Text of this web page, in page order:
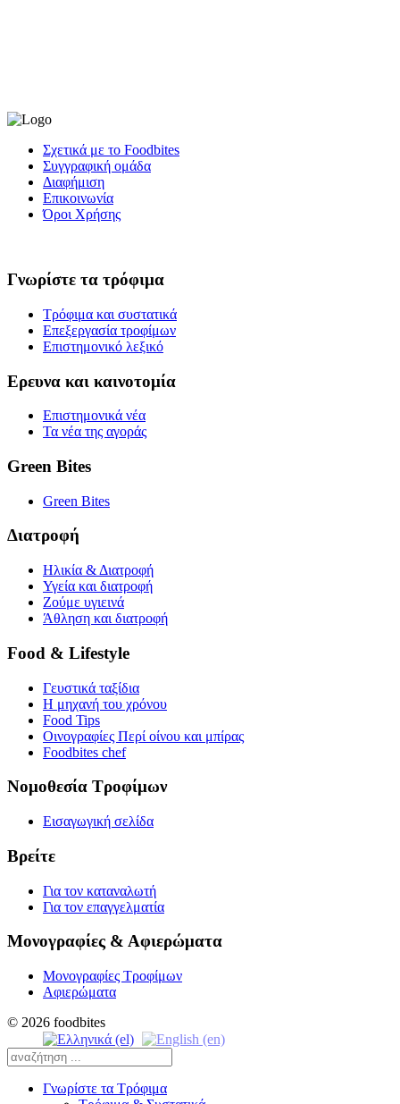
Σχετικά με το Foodbites
Συγγραφική ομάδα
Διαφήμιση
Επικοινωνία
Όροι Χρήσης
Γνωρίστε τα τρόφιμα
Τρόφιμα και συστατικά
Επεξεργασία τροφίμων
Επιστημονικό λεξικό
Ερευνα και καινοτομία
Επιστημονικά νέα
Τα νέα της αγοράς
Green Bites
Green Bites
Διατροφή
Ηλικία & Διατροφή
Υγεία και διατροφή
Ζούμε υγιεινά
Άθληση και διατροφή
Food & Lifestyle
Γευστικά ταξίδια
Η μηχανή του χρόνου
Food Tips
Οινογραφίες Περί οίνου και μπίρας
Foodbites chef
Νομοθεσία Τροφίμων
Εισαγωγική σελίδα
Βρείτε
Για τον καταναλωτή
Για τον επαγγελματία
Μονογραφίες & Αφιερώματα
Μονογραφίες Τροφίμων
Αφιερώματα
© 2026 foodbites
Γνωρίστε τα Τρόφιμα